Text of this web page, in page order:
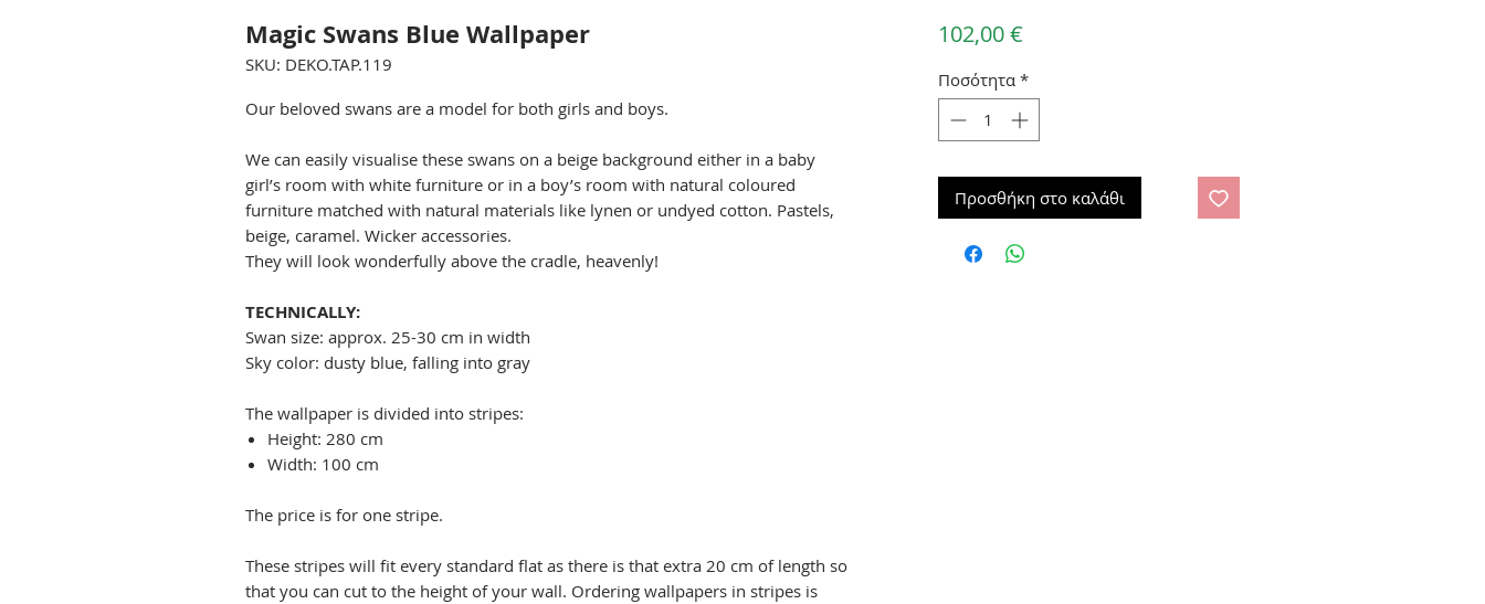
Magic Swans Blue Wallpaper
SKU: DEKO.TAP.119
Our beloved swans are a model for both girls and boys.
We can easily visualise these swans on a beige background either in a baby
girl’s room with white furniture or in a boy’s room with natural coloured
furniture matched with natural materials like lynen or undyed cotton. Pastels,
beige, caramel. Wicker accessories.
They will look wonderfully above the cradle, heavenly!
TECHNICALLY:
Swan size: approx. 25-30 cm in width
Sky color: dusty blue, falling into gray
The wallpaper is divided into stripes:
Height: 280 cm
Width: 100 cm
The price is for one stripe.
These stripes will fit every standard flat as there is that extra 20 cm of length so
that you can cut to the height of your wall. Ordering wallpapers in stripes is
102,00 €Τιμή
Ποσότητα *
Προσθήκη στο καλάθι